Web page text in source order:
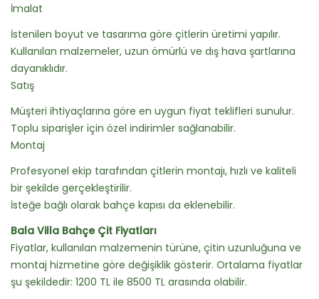
İmalat
İstenilen boyut ve tasarıma göre çitlerin üretimi yapılır.
Kullanılan malzemeler, uzun ömürlü ve dış hava şartlarına
dayanıklıdır.
Satış
Müşteri ihtiyaçlarına göre en uygun fiyat teklifleri sunulur.
Toplu siparişler için özel indirimler sağlanabilir.
Montaj
Profesyonel ekip tarafından çitlerin montajı, hızlı ve kaliteli
bir şekilde gerçekleştirilir.
İsteğe bağlı olarak bahçe kapısı da eklenebilir.
Bala Villa Bahçe Çit Fiyatları
Fiyatlar, kullanılan malzemenin türüne, çitin uzunluğuna ve
montaj hizmetine göre değişiklik gösterir. Ortalama fiyatlar
şu şekildedir: 1200 TL ile 8500 TL arasında olabilir.